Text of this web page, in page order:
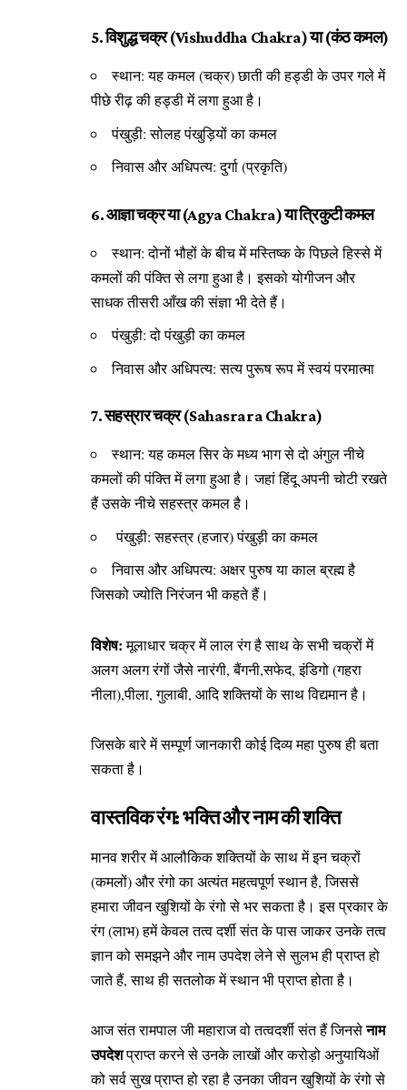
5. विशुद्ध चक्र (Vishuddha Chakra) या (कंठ कमल)
स्थान: यह कमल (चक्र) छाती की हड्डी के उपर गले में
पीछे रीढ़ की हड्डी में लगा हुआ है।
पंखुड़ी: सोलह पंखुड़ियों का कमल
निवास और अधिपत्य: दुर्गा (प्रकृति)
6. आज्ञा चक्र या (Agya Chakra) या त्रिकुटी कमल
स्थान: दोनों भौहों के बीच में मस्तिष्क के पिछले हिस्से में
कमलों की पंक्ति से लगा हुआ है। इसको योगीजन और
साधक तीसरी आँख की संज्ञा भी देते हैं।
पंखुड़ी: दो पंखुड़ी का कमल
निवास और अधिपत्य: सत्य पुरूष रूप में स्वयं परमात्मा
7. सहस्रार चक्र (Sahasrara Chakra)
स्थान: यह कमल सिर के मध्य भाग से दो अंगुल नीचे
कमलों की पंक्ति में लगा हुआ है। जहां हिंदू अपनी चोटी रखते
हैं उसके नीचे सहस्त्र कमल है।
पंखुड़ी: सहस्त्र (हजार) पंखुड़ी का कमल
निवास और अधिपत्य: अक्षर पुरुष या काल ब्रह्म है
जिसको ज्योति निरंजन भी कहते हैं।
विशेष:मूलाधार चक्र में लाल रंग है साथ के सभी चक्रों में
अलग अलग रंगों जैसे नारंगी, बैंगनी,सफेद, इंडिगो (गहरा
नीला),पीला, गुलाबी, आदि शक्तियों के साथ विद्यमान है।
जिसके बारे में सम्पूर्ण जानकारी कोई दिव्य महा पुरुष ही बता
सकता है।
वास्तविक रंग: भक्ति और नाम की शक्ति
मानव शरीर में आलौकिक शक्तियों के साथ में इन चक्रों
(कमलों) और रंगो का अत्यंत महत्वपूर्ण स्थान है, जिससे
हमारा जीवन खुशियों के रंगो से भर सकता है। इस प्रकार के
रंग (लाभ) हमें केवल तत्व दर्शी संत के पास जाकर उनके तत्व
ज्ञान को समझने और नाम उपदेश लेने से सुलभ ही प्राप्त हो
जाते हैं, साथ ही सतलोक में स्थान भी प्राप्त होता है।
आज संत रामपाल जी महाराज वो तत्वदर्शी संत हैं जिनसेनाम
उपदेशप्राप्त करने से उनके लाखों और करोड़ो अनुयायिओं
को सर्व सुख प्राप्त हो रहा है उनका जीवन खुशियों के रंगो से